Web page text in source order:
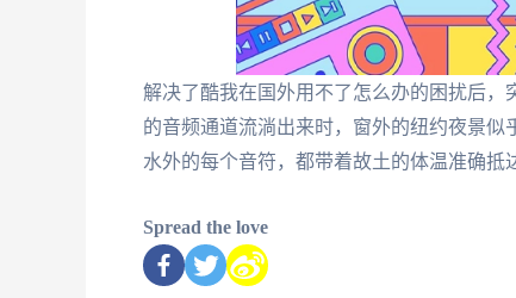
解决了酷我在国外用不了怎么办的困扰后
的音频通道流淌出来时，窗外的纽约夜景
水外的每个音符，都带着故土的体温准确抵
Spread the love